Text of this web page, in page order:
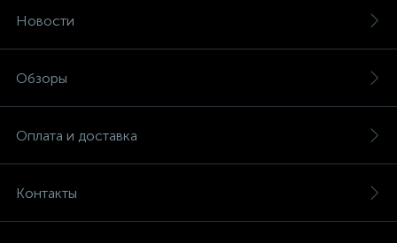
Новости
Обзоры
Оплата и доставка
Контакты